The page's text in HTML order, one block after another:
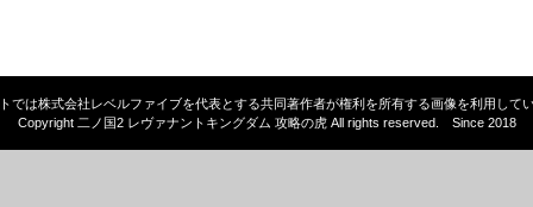
では株式会社レベルファイブを代表とする共同著作者が権利を所有する画像を利用して
Copyright 二ノ国2 レヴァナントキングダム 攻略の虎 All rights reserved. Since 2018